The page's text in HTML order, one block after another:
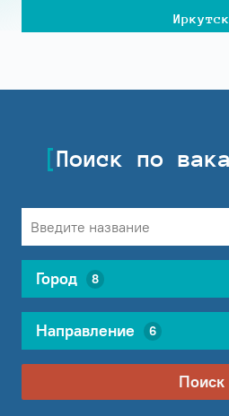
Иркутск
Поиск по
Город 8
Направление 6
Поиск